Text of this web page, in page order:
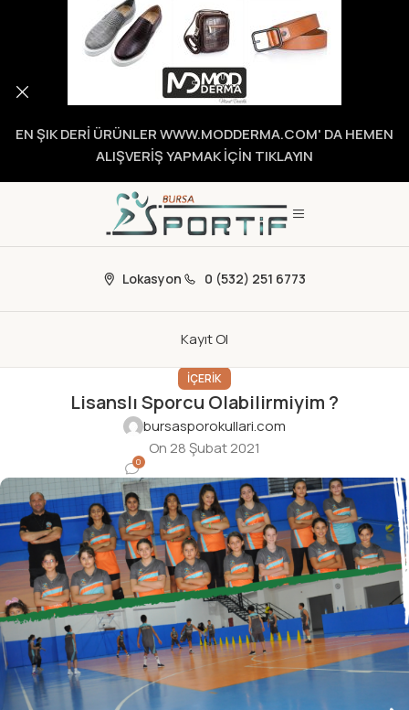
Lokasyon 0 (532) 251 6773
Kayıt Ol
İÇERIK
Lisanslı Sporcu Olabilirmiyim ?
bursasporokullari.com
On 28 Şubat 2021
0
EN ŞIK DERİ ÜRÜNLER WWW.MODDERMA.COM' DA HEMEN
ALIŞVERİŞ YAPMAK İÇİN TIKLAYIN